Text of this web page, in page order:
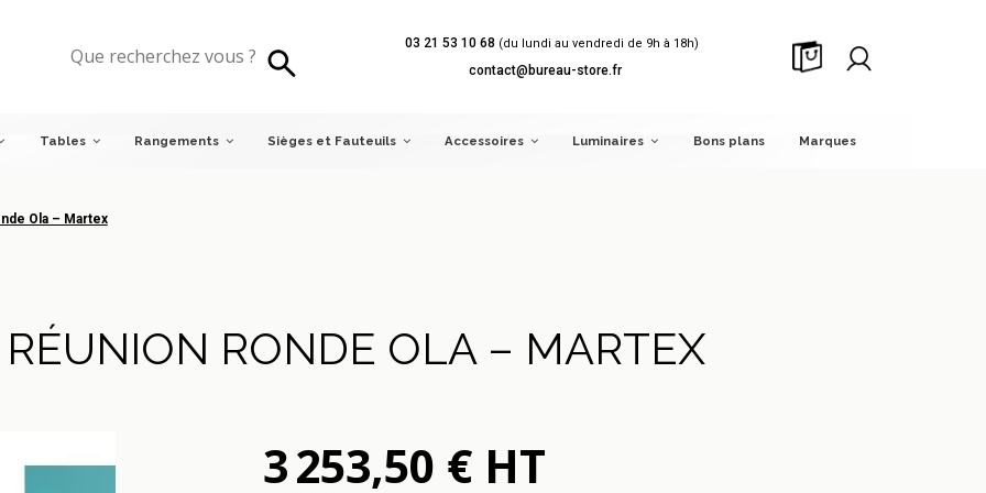
03 21 53 10 68 (du lundi au vendredi de 9h à 18h)
contact@bureau-store.fr
Tables Rangements Sièges et Fauteuils Accessoires Luminaires Bons plans Marques
Ola – Martex
Ola – Martex
RONDE OLA – MARTEX
3 253,50 € HT